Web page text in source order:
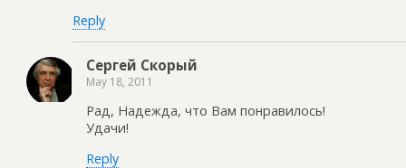
Reply
Сергей Скорый
May 18, 2011
Рад, Надежда, что Вам понравилось!
Удачи!
Reply